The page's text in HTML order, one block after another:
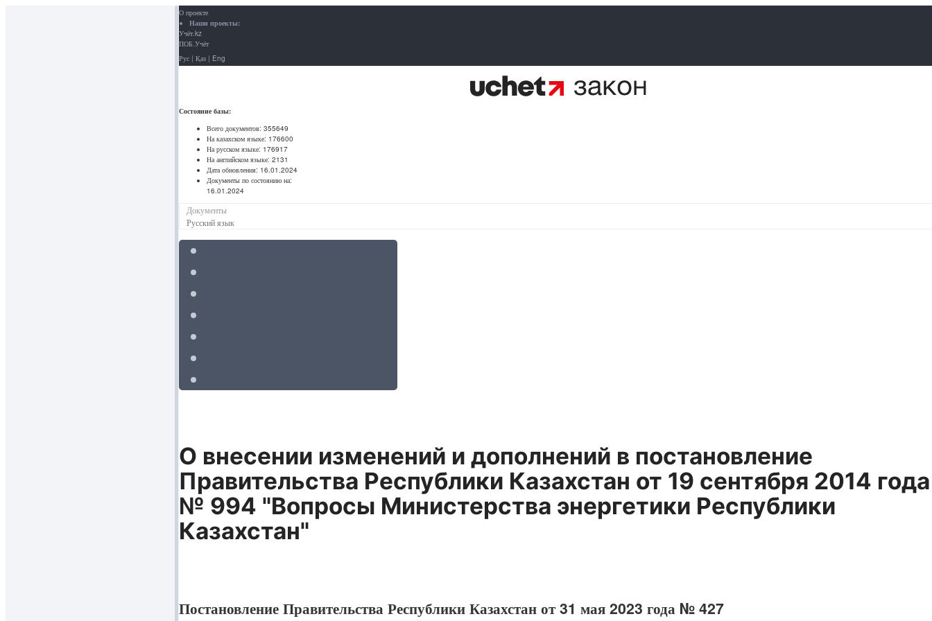
О проекте
Наши проекты:
Учёт.kz
ПОБ.Учёт
Рус | Қаз | Eng
Состояние базы:
Всего документов: 355649
На казахском языке: 176600
На русском языке: 176917
На английском языке: 2131
Дата обновления: 16.01.2024
Документы по состоянию на:
16.01.2024
Документы
Русский язык
О внесении изменений и дополнений в постановление
Правительства Республики Казахстан от 19 сентября 2014 года
№ 994 "Вопросы Министерства энергетики Республики
Казахстан"
Постановление Правительства Республики Казахстан от 31 мая 2023 года № 427